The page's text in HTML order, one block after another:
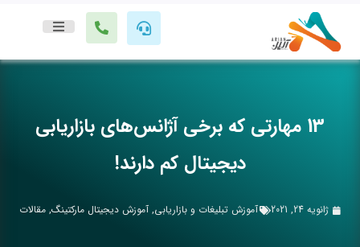
13 مهارتی که برخی آژانس‌های بازاریابی
دیجیتال کم دارند!
ژانویه 24, 2021 آموزش تبلیغات و بازاریابی,آموزش دیجیتال مارکتینگ,مقالات